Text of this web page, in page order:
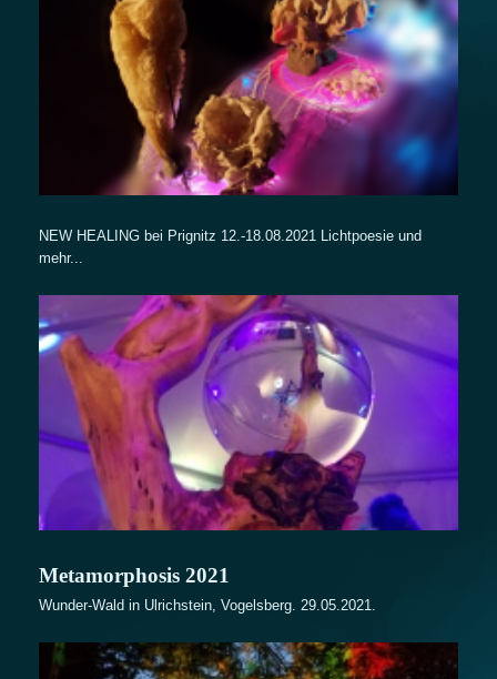
NEW HEALING bei Prignitz 12.-18.08.2021 Lichtpoesie und
mehr...
Metamorphosis 2021
Wunder-Wald in Ulrichstein, Vogelsberg. 29.05.2021.